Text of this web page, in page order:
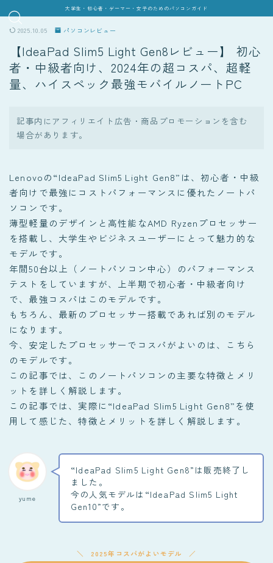
大学生・初心者・ゲーマー・女子のためのパソコンガイド
2025.10.05 パソコンレビュー
【IdeaPad Slim5 Light Gen8レビュー】 初心
者・中級者向け、2024年の超コスパ、超軽
量、ハイスペック最強モバイルノートPC
記事内にアフィリエイト広告・商品プロモーションを含む
場合があります。
Lenovoの“IdeaPad Slim5 Light Gen8”は、初心者・中級
者向けで最強にコストパフォーマンスに優れたノートパ
ソコンです。
薄型軽量のデザインと高性能なAMD Ryzenプロセッサー
を搭載し、大学生やビジネスユーザーにとって魅力的な
モデルです。
年間50台以上（ノートパソコン中心）のパフォーマンス
テストをしていますが、上半期で初心者・中級者向け
で、最強コスパはこのモデルです。
もちろん、最新のプロセッサー搭載であれば別のモデル
になります。
今、安定したプロセッサーでコスパがよいのは、こちら
のモデルです。
この記事では、このノートパソコンの主要な特徴とメリ
ットを詳しく解説します。
この記事では、実際に“IdeaPad Slim5 Light Gen8”を使
用して感じた、特徴とメリットを詳しく解説します。
yume
“IdeaPad Slim5 Light Gen8”は販売終了し
ました。
今の人気モデルは“IdeaPad Slim5 Light
Gen10”です。
2025年コスパがよいモデル